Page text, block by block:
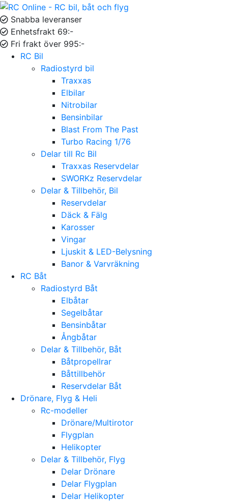
Snabba leveranser
Enhetsfrakt 69:-
Fri frakt över 995:-
RC Bil
Radiostyrd bil
Traxxas
Elbilar
Nitrobilar
Bensinbilar
Blast From The Past
Turbo Racing 1/76
Delar till Rc Bil
Traxxas Reservdelar
SWORKz Reservdelar
Delar & Tillbehör, Bil
Reservdelar
Däck & Fälg
Karosser
Vingar
Ljuskit & LED-Belysning
Banor & Varvräkning
RC Båt
Radiostyrd Båt
Elbåtar
Segelbåtar
Bensinbåtar
Ångbåtar
Delar & Tillbehör, Båt
Båtpropellrar
Båttillbehör
Reservdelar Båt
Drönare, Flyg & Heli
Rc-modeller
Drönare/Multirotor
Flygplan
Helikopter
Delar & Tillbehör, Flyg
Delar Drönare
Delar Flygplan
Delar Helikopter